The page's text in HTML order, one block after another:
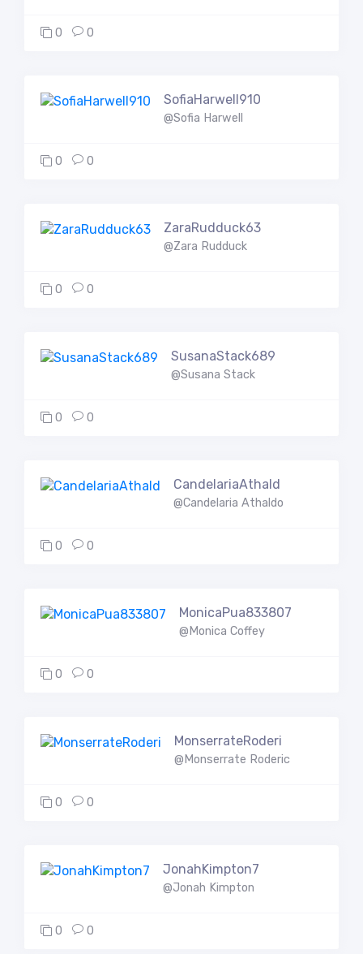
0 0
SofiaHarwell910
@Sofia Harwell
0 0
ZaraRudduck63
@Zara Rudduck
0 0
SusanaStack689
@Susana Stack
0 0
CandelariaAthald
@Candelaria Athaldo
0 0
MonicaPua833807
@Monica Coffey
0 0
MonserrateRoderi
@Monserrate Roderic
0 0
JonahKimpton7
@Jonah Kimpton
0 0